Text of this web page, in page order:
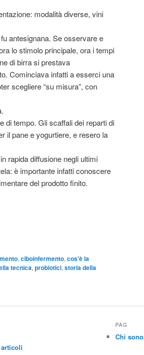
modalità diverse, vini
antesignana. Se osservare e
lo stimolo principale, ora i tempi
di birra si prestava
Cominciava infatti a esserci una
scegliere “su misura”, con
di tempo. Gli scaffali dei reparti di
il pane e yogurtiere, e resero la
rapida diffusione negli ultimi
è importante infatti conoscere
del prodotto finito.
, ciboinfermento, cos'è la
tecnica, probiotici, storia della
PAG
Chi sono